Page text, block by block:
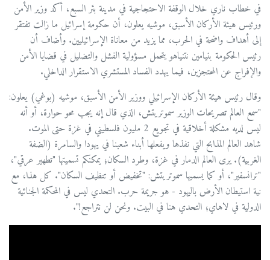
في خطاب ناري خلال الوقفة الاحتجاجية في مدينة بئر السبع، أكد وزير الأمن
ورئيس هيئة الأركان الأسبق، موشيه يعلون، أن حكومة إسرائيل ما زالت تفتقر
إلى أهداف واضحة في الحرب، مما يزيد من معاناة الإسرائيليين. وأضاف أن
رئيس الحكومة بنيامين نتنياهو يتحمل مسؤولية الفشل والتضليل في قضايا الأمن
والإفراج عن المحتجزين، فيما يهدد الفساد المستشري الاستقرار الداخلي.
وقال رئيس هيئة الأركان الإسرائيلي ووزير الأمن الأسبق، موشيه (بوغي) يعلون:
"سمع العالم تصريحات الوزير سموتريتش، الذي قال إنه يجب محو حوارة، أو أنه
ليس لديه مشكلة أخلاقية في تجويع 2 مليون فلسطيني في غزة حتى الموت.
شاهد العالم المذابح التي نفذها ويفعلها أبناء شعبنا في يهودا والسامرة (الضفة
الغربية). يرى العالم الدمار في غزة، وطرد السكان؛ يمكنكم تسميتها "تطهير عرقي"،
"ترانسفير"، أو كما يسميها سموتريتش: "تخفيض أو تنظيف السكان". كل هذا، مع
نية استيطان الأرض باليهود - هو جريمة حرب. التحدي ليس في المحكمة الجنائية
الدولية في لاهاي؛ التحدي هنا في البيت. ونحن لن نتراجع!".